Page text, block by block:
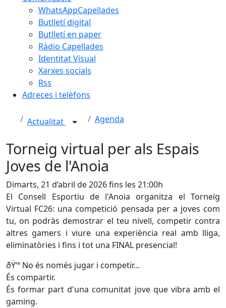
WhatsAppCapellades
Butlletí digital
Butlletí en paper
Ràdio Capellades
Identitat Visual
Xarxes socials
Rss
Adreces i telèfons
Actualitat Agenda
Torneig virtual per als Espais
Joves de l'Anoia
Dimarts, 21 d’abril de 2026 fins les 21:00h
El Consell Esportiu de l'Anoia organitza el Torneig
Virtual FC26: una competició pensada per a joves com
tu, on podràs demostrar el teu nivell, competir contra
altres gamers i viure una experiència real amb lliga,
eliminatòries i fins i tot una FINAL presencial!
ðŸ’ª No és només jugar i competir...
És compartir.
És formar part d'una comunitat jove que vibra amb el
gaming.